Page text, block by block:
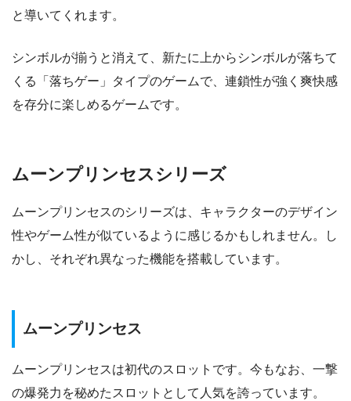
と導いてくれます。
シンボルが揃うと消えて、新たに上からシンボルが落ちて
くる「落ちゲー」タイプのゲームで、連鎖性が強く爽快感
を存分に楽しめるゲームです。
ムーンプリンセスシリーズ
ムーンプリンセスのシリーズは、キャラクターのデザイン
性やゲーム性が似ているように感じるかもしれません。し
かし、それぞれ異なった機能を搭載しています。
ムーンプリンセス
ムーンプリンセスは初代のスロットです。今もなお、一撃
の爆発力を秘めたスロットとして人気を誇っています。